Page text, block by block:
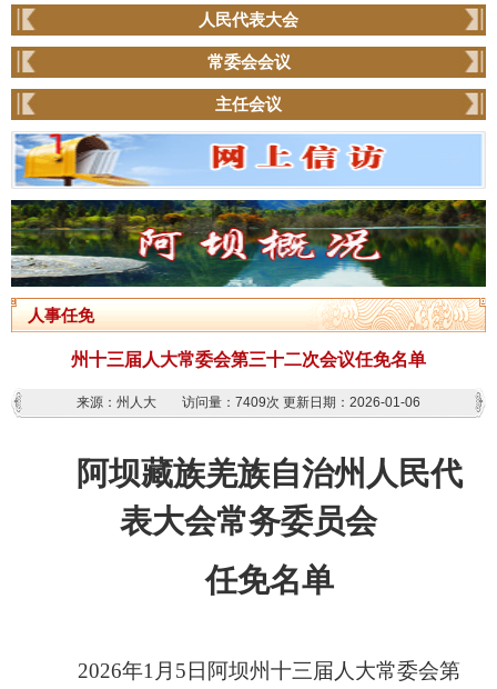
人民代表大会
常委会会议
主任会议
人事任免
州十三届人大常委会第三十二次会议任免名单
来源：州人大 访问量： 7409次 更新日期：2026-01-06
阿坝藏族羌族自治州人民代
表大会常务委员会
任免名单
2026年1月 5 日阿坝州十三届人大常委会第